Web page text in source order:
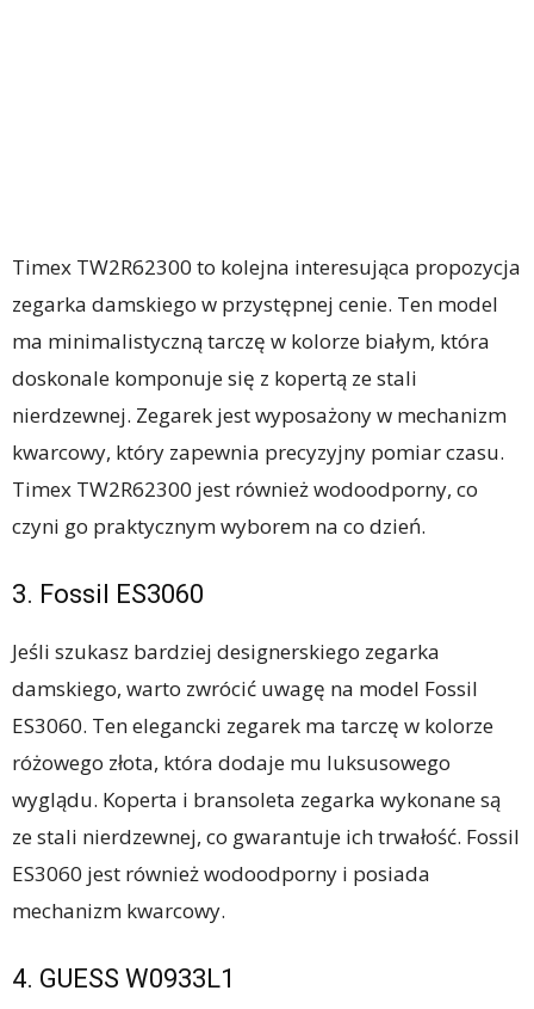
Timex TW2R62300 to kolejna interesująca propozycja
zegarka damskiego w przystępnej cenie. Ten model
ma minimalistyczną tarczę w kolorze białym, która
doskonale komponuje się z kopertą ze stali
nierdzewnej. Zegarek jest wyposażony w mechanizm
kwarcowy, który zapewnia precyzyjny pomiar czasu.
Timex TW2R62300 jest również wodoodporny, co
czyni go praktycznym wyborem na co dzień.
3. Fossil ES3060
Jeśli szukasz bardziej designerskiego zegarka
damskiego, warto zwrócić uwagę na model Fossil
ES3060. Ten elegancki zegarek ma tarczę w kolorze
różowego złota, która dodaje mu luksusowego
wyglądu. Koperta i bransoleta zegarka wykonane są
ze stali nierdzewnej, co gwarantuje ich trwałość. Fossil
ES3060 jest również wodoodporny i posiada
mechanizm kwarcowy.
4. GUESS W0933L1